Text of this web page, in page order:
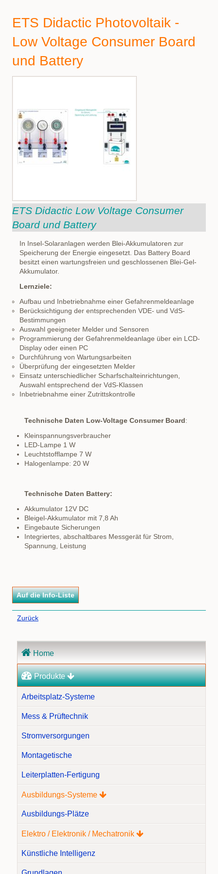
ETS Didactic Photovoltaik -
Low Voltage Consumer Board
und Battery
ETS Didactic Low Voltage Consumer
Board und Battery
In Insel-Solaranlagen werden Blei-Akkumulatoren zur
Speicherung der Energie eingesetzt. Das Battery Board
besitzt einen wartungsfreien und geschlossenen Blei-Gel-
Akkumulator.
Lernziele:
Aufbau und Inbetriebnahme einer Gefahrenmeldeanlage
Berücksichtigung der entsprechenden VDE- und VdS-
Bestimmungen
Auswahl geeigneter Melder und Sensoren
Programmierung der Gefahrenmeldeanlage über ein LCD-
Display oder einen PC
Durchführung von Wartungsarbeiten
Überprüfung der eingesetzten Melder
Einsatz unterschiedlicher Scharfschalteinrichtungen,
Auswahl entsprechend der VdS-Klassen
Inbetriebnahme einer Zutrittskontrolle
Technische Daten Low-Voltage Consumer Board:
Kleinspannungsverbraucher
LED-Lampe 1 W
Leuchtstofflampe 7 W
Halogenlampe: 20 W
Technische Daten Battery:
Akkumulator 12V DC
Bleigel-Akkumulator mit 7,8 Ah
Eingebaute Sicherungen
Integriertes, abschaltbares Messgerät für Strom,
Spannung, Leistung
Zurück
überspringen
Home
Produkte
Arbeitsplatz-Systeme
Mess & Prüftechnik
Stromversorgungen
Montagetische
Leiterplatten-Fertigung
Ausbildungs-Systeme
Ausbildungs-Plätze
Elektro / Elektronik / Mechatronik
Künstliche Intelligenz